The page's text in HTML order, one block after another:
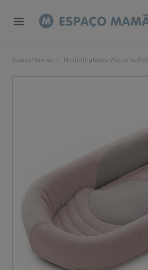
Espaço Mamãs Ninho Inglesina Welcome Pod